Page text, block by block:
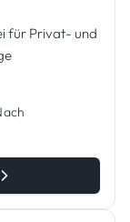
für Privat- und